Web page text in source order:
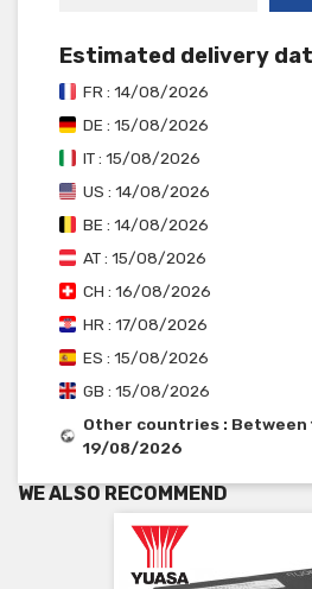
Estimated delivery
FR : 14/08/2026
DE : 15/08/2026
IT : 15/08/2026
US : 14/08/2026
BE : 14/08/2026
AT : 15/08/2026
CH : 16/08/2026
HR : 17/08/2026
ES : 15/08/2026
GB : 15/08/2026
Other countries :
19/08/2026
WE ALSO RECOMMEND